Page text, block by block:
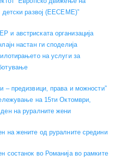
развој (EECEME)”
австриската организација
настан ги споделија
на услуги за
– предизвици, права и можности”
на 15ти Октомври,
на руралните жени
на жените од руралните средини
состанок во Романија во рамките